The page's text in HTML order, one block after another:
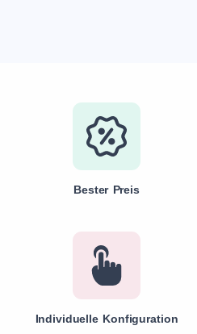
Bester Preis
Individuelle Konfiguration